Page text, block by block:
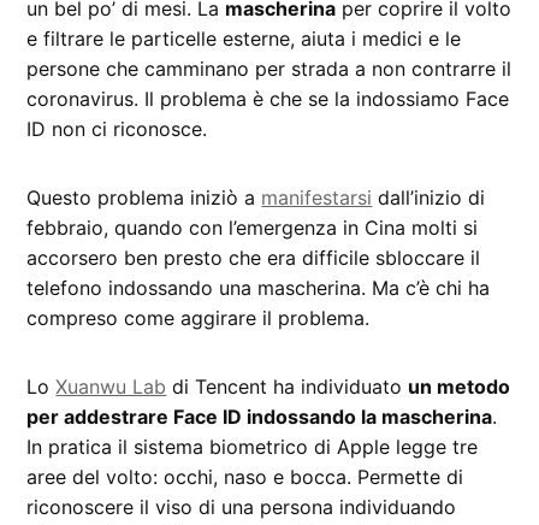
un bel po’ di mesi. La mascherina per coprire il volto
e filtrare le particelle esterne, aiuta i medici e le
persone che camminano per strada a non contrarre il
coronavirus. Il problema è che se la indossiamo Face
ID non ci riconosce.
Questo problema iniziò a manifestarsi dall’inizio di
febbraio, quando con l’emergenza in Cina molti si
accorsero ben presto che era difficile sbloccare il
telefono indossando una mascherina. Ma c’è chi ha
compreso come aggirare il problema.
LoXuanwu Lab di Tencent ha individuato un metodo
per addestrare Face ID indossando la mascherina.
In pratica il sistema biometrico di Apple legge tre
aree del volto: occhi, naso e bocca. Permette di
riconoscere il viso di una persona individuando